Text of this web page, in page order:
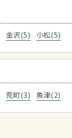
金沢(5) 小松(5)
荒町(3) 魚津(2)